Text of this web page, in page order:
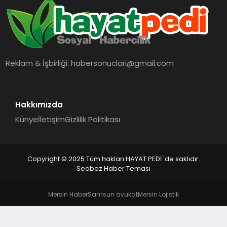
BESLENME
EĞITIM
TEKNOLOJI
Reklam & İşbirliği:habersonuclari@gmail.com
Hakkımızda
KünyeİletişimGizlilik Politikası
Copyright © 2025 Tüm hakları HAYAT PEDİ 'de saklıdır.
Seobaz Haber Teması
Mersin HaberSamsun avukatMersin Lojistik